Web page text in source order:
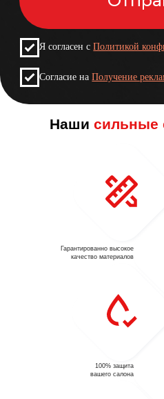
01
Наши сильные
Гарантированно высокое
качество материалов
100% защита
вашего салона